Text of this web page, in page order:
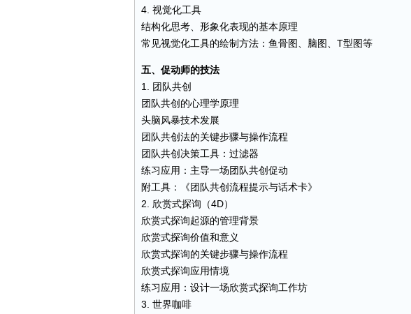
4. 视觉化工具
结构化思考、形象化表现的基本原理
常见视觉化工具的绘制方法：鱼骨图、脑图、T型图等
五、促动师的技法
1. 团队共创
团队共创的心理学原理
头脑风暴技术发展
团队共创法的关键步骤与操作流程
团队共创决策工具：过滤器
练习应用：主导一场团队共创促动
附工具：《团队共创流程提示与话术卡》
2. 欣赏式探询（4D）
欣赏式探询起源的管理背景
欣赏式探询价值和意义
欣赏式探询的关键步骤与操作流程
欣赏式探询应用情境
练习应用：设计一场欣赏式探询工作坊
3. 世界咖啡